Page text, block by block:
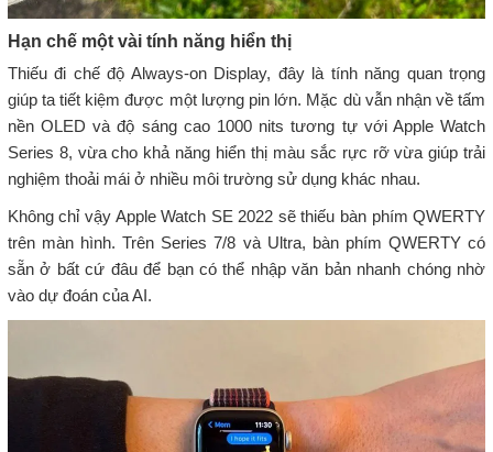
Hạn chế một vài tính năng hiển thị
Thiếu đi chế độ Always-on Display, đây là tính năng quan trọng
giúp ta tiết kiệm được một lượng pin lớn. Mặc dù vẫn nhận về tấm
nền OLED và độ sáng cao 1000 nits tương tự với Apple Watch
Series 8, vừa cho khả năng hiển thị màu sắc rực rỡ vừa giúp trải
nghiệm thoải mái ở nhiều môi trường sử dụng khác nhau.
Không chỉ vậy Apple Watch SE 2022 sẽ thiếu bàn phím QWERTY
trên màn hình. Trên Series 7/8 và Ultra, bàn phím QWERTY có
sẵn ở bất cứ đâu để bạn có thể nhập văn bản nhanh chóng nhờ
vào dự đoán của AI.